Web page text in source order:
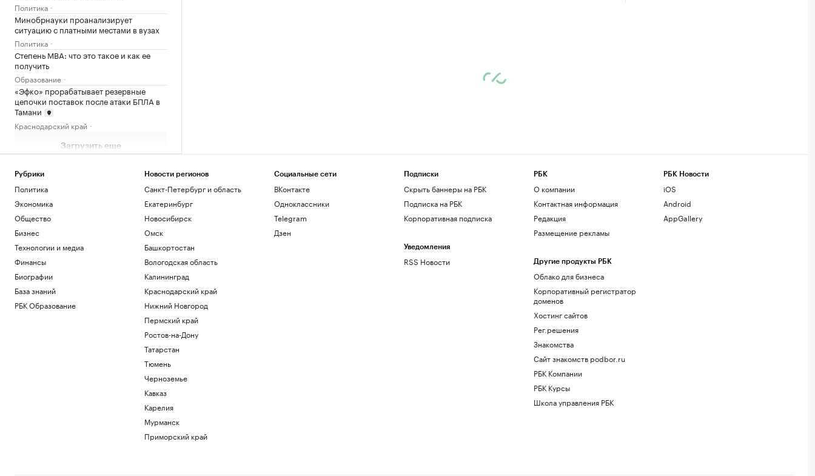
Политика
Минобрнауки проанализирует
ситуацию с платными местами в вузах
Политика
Степень MBA: что это такое и как ее
получить
Образование
«Эфко» прорабатывает резервные
цепочки поставок после атаки БПЛА в
Тамани
Краснодарский край
Загрузить еще
Рубрики
Политика
Экономика
Общество
Бизнес
Технологии и медиа
Финансы
Биографии
База знаний
РБК Образование
Новости регионов
Санкт-Петербург и область
Екатеринбург
Новосибирск
Омск
Башкортостан
Вологодская область
Калининград
Краснодарский край
Нижний Новгород
Пермский край
Ростов-на-Дону
Татарстан
Тюмень
Черноземье
Кавказ
Карелия
Мурманск
Приморский край
Социальные сети
ВКонтакте
Одноклассники
Telegram
Дзен
Подписки
Скрыть баннеры на РБК
Подписка на РБК
Корпоративная подписка
Уведомления
RSS Новости
РБК
О компании
Контактная информация
Редакция
Размещение рекламы
Другие продукты РБК
Облако для бизнеса
Корпоративный регистратор
доменов
Хостинг сайтов
Рег.решения
Знакомства
Сайт знакомств podbor.ru
РБК Компании
РБК Курсы
Школа управления РБК
РБК Новости
iOS
Android
AppGallery